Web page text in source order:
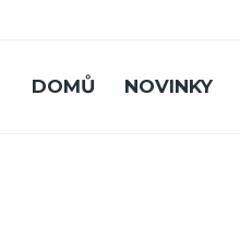
DOMŮ NOVINKY